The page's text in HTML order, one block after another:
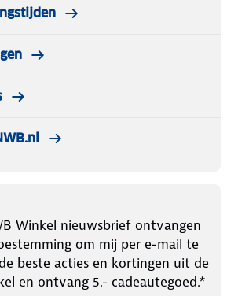
Winkel nieuwsbrief ontvangen
om mij per e-mail te
beste acties en kortingen uit de
en ontvang 5.- cadeautegoed.*